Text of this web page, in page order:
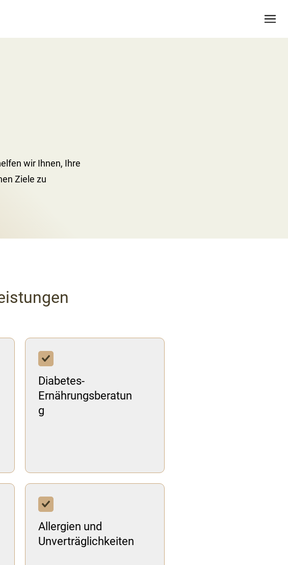
wir Ihnen, Ihre
Ziele zu
Diabetes-
Ernährungsberatun
g
Allergien und
Unverträglichkeiten